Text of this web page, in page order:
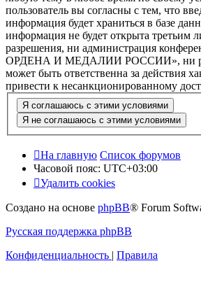
пользователь вы согласны с тем, что
информация будет храниться в базе
информация не будет открыта третьим
разрешения, ни администрация
ОРДЕНА И МЕДАЛИИ РОССИИ», ни
может быть ответственна за действия
привести к несанкционированному
На главную Список форумов
Часовой пояс: UTC+03:00
Удалить cookies
Создано на основе phpBB® Forum
Русская поддержка phpBB
Конфиденциальность | Правила